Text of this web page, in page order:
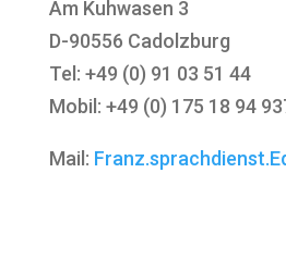
Am Kuhwasen 3
D-90556 Cadolzburg
Tel: +49 (0) 91 03 51 44
Mobil: +49 (0) 175 18 94
Mail: